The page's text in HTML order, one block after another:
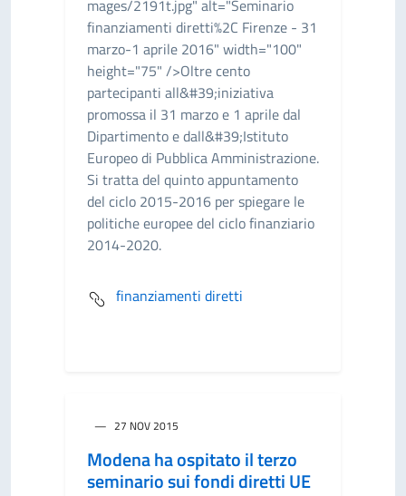
mages/2191t.jpg" alt="Seminario
finanziamenti diretti%2C Firenze - 31
marzo-1 aprile 2016" width="100"
height="75" />Oltre cento
partecipanti all&#39;iniziativa
promossa il 31 marzo e 1 aprile dal
Dipartimento e dall&#39;Istituto
Europeo di Pubblica Amministrazione.
Si tratta del quinto appuntamento
del ciclo 2015-2016 per spiegare le
politiche europee del ciclo finanziario
2014-2020.
finanziamenti diretti
27 NOV 2015
Modena ha ospitato il terzo
seminario sui fondi diretti UE